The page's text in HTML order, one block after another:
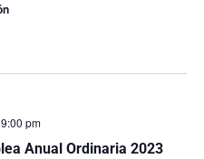
Anual Ordinaria 2023
9:00 pm